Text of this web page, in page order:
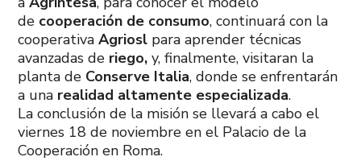
de cooperación de consumo, continuará con la
cooperativaAgriosl para aprender técnicas
avanzadas de riego, y, finalmente, visitaran la
planta de Conserve Italia, donde se enfrentarán
a una realidad altamente especializada.
La conclusión de la misión se llevará a cabo el
viernes 18 de noviembre en el Palacio de la
Cooperación en Roma.